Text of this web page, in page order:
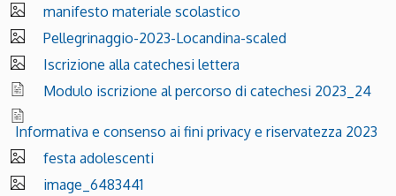
manifesto materiale scolastico
Pellegrinaggio-2023-Locandina-scaled
Iscrizione alla catechesi lettera
Modulo iscrizione al percorso di catechesi 2023_24
Informativa e consenso ai fini privacy e riservatezza 2023
festa adolescenti
image_6483441